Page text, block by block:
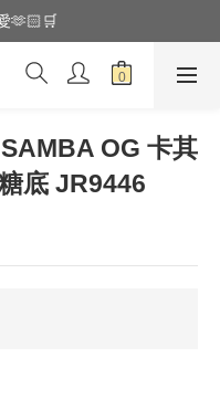
』免運費
🫶🏻🛒
商』免運費
OG 卡其
底 JR9446